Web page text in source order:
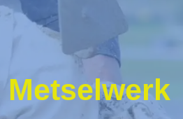
Metselwerk